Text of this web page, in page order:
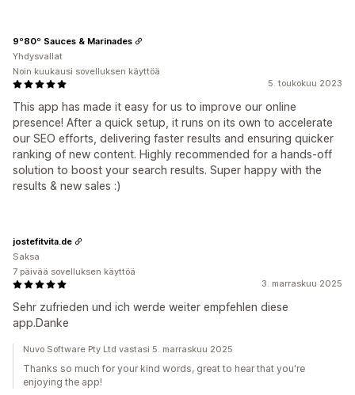
5. toukokuu 2023
This app has made it easy for us to improve our online
presence! After a quick setup, it runs on its own to accelerate
our SEO efforts, delivering faster results and ensuring quicker
ranking of new content. Highly recommended for a hands-off
solution to boost your search results. Super happy with the
results & new sales :)
9º80º Sauces & Marinades
Yhdysvallat
Noin kuukausi sovelluksen käyttöä
3. marraskuu 2025
Sehr zufrieden und ich werde weiter empfehlen diese
app.Danke
jostefitvita.de
Saksa
7 päivää sovelluksen käyttöä
Nuvo Software Pty Ltd vastasi 5. marraskuu 2025
Thanks so much for your kind words, great to hear that you're
enjoying the app!